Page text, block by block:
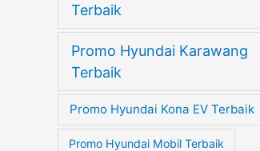
Terbaik
Promo Hyundai Karawang
Terbaik
Promo Hyundai Kona EV Terbaik
Promo Hyundai Mobil Terbaik